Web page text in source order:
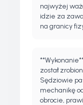
najwyżej
idzie za
na granicy
został
Sędziowie
mechanikę
obrocie,